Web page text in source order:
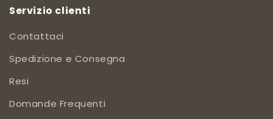
Servizio clienti
Contattaci
Spedizione e Consegna
Resi
Domande Frequenti